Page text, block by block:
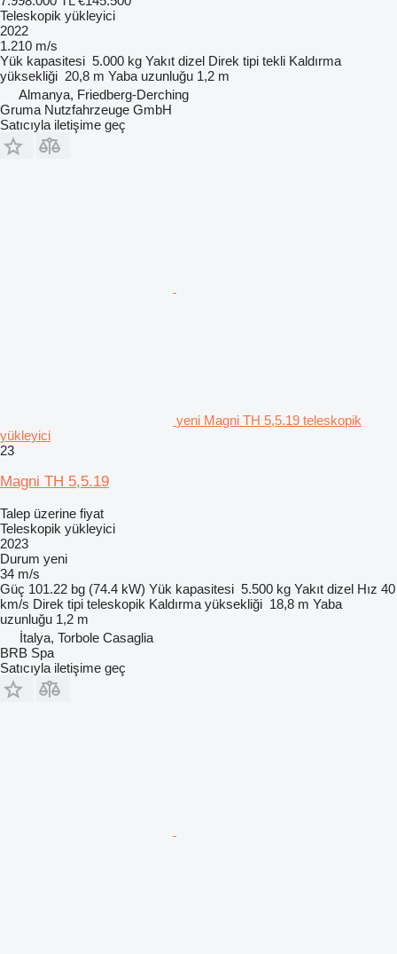
Teleskopik yükleyici
2022
1.210 m/s
Yük kapasitesi 5.000 kg Yakıt dizel Direk tipi tekli Kaldırma
yüksekliği 20,8 m Yaba uzunluğu 1,2 m
Almanya, Friedberg-Derching
Gruma Nutzfahrzeuge GmbH
Satıcıyla iletişime geç
yeni Magni TH 5,5.19 teleskopik
yükleyici
23
Magni TH 5,5.19
Talep üzerine fiyat
Teleskopik yükleyici
2023
Durum yeni
34 m/s
Güç 101.22 bg (74.4 kW) Yük kapasitesi 5.500 kg Yakıt dizel Hız 40
km/s Direk tipi teleskopik Kaldırma yüksekliği 18,8 m Yaba
uzunluğu 1,2 m
İtalya, Torbole Casaglia
BRB Spa
Satıcıyla iletişime geç